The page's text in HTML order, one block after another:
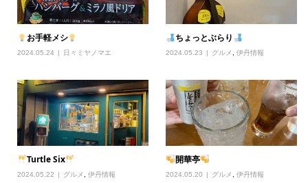
お手軽メシ
2024.05.24 日々ミヤノマエ
ちょっとぶらり
2024.05.23 グルメ ,伊丹情報
Turtle Six
2024.05.22 グルメ 伊丹情報
開華亭
2024.05.20 グルメ ,伊丹情報